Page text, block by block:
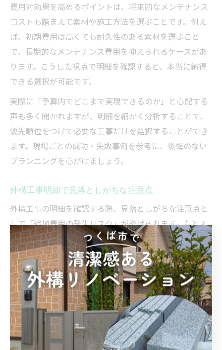
費用対効果を高めるポイントは、将来的なメンテナンス
コストも踏まえて素材や施工方法を選ぶことです。例え
ば、初期費用は高くても耐久性のある素材を選ぶこと
で、長期的なメンテナンス費用を抑えられるケースがあ
ります。こうした視点で明細を確認すると、本当に納得
できる選択が可能です。
実際に「予算内でどこまで実現できるのか」と心配する
声も多く聞かれますが、明細を細かく分析することで、
優先順位をつけて必要な工事だけを選択することができ
ます。現場ごとの成功・失敗事例を参考に、後悔のない
プランニングを心がけましょう。
外構工事明細で見落としがちな注意点
外構工事の明細を確認する際、見落としがちな注意点と
して「追加費用の発生リスク」が挙げられます。たとえ
ば、地盤の状態や既存構造物の撤去が必要になる場合、
当初の明細に含まれていない追加工事が発生することが
あります。契約前に「追加費用が発生するケース」につ
いて必ず確認しましょう。
また、工事期間や天候による進捗遅延も明細には反映さ
れていない場合が多いため、スケジュール管理や納期の
調整についても事前に業者と打ち合わせておくことが重
要です。茨城県つくば市や東茨城郡茨城町では、季節に